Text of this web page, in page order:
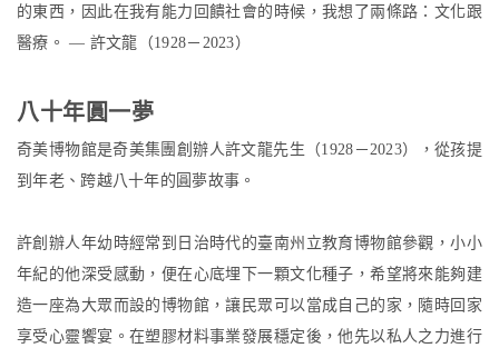
的東西，因此在我有能力回饋社會的時候，我想了兩條路：文化跟
醫療。 — 許文龍（1928－2023）
八十年圓一夢
奇美博物館是奇美集團創辦人許文龍先生（1928－2023），從孩提
到年老、跨越八十年的圓夢故事。
許創辦人年幼時經常到日治時代的臺南州立教育博物館參觀，小小
年紀的他深受感動，便在心底埋下一顆文化種子，希望將來能夠建
造一座為大眾而設的博物館，讓民眾可以當成自己的家，隨時回家
享受心靈饗宴。在塑膠材料事業發展穩定後，他先以私人之力進行